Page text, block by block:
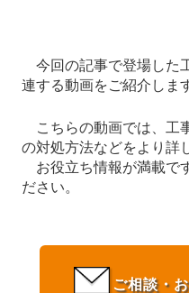
今回の記事で登場した
連する動画をご紹介しま
こちらの動画では、工
の対処方法などをより詳
お役立ち情報が満載で
ださい。
ご相談・